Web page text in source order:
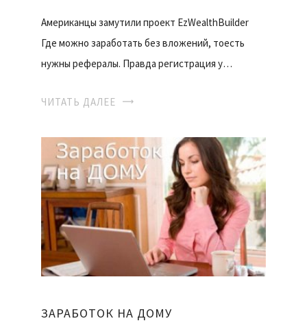
Американцы замутили проект EzWealthBuilder
Где можно заработать без вложений, тоесть
нужны рефералы. Правда регистрация у…
ЧИТАТЬ ДАЛЕЕ
ЗАРАБОТОК НА ДОМУ